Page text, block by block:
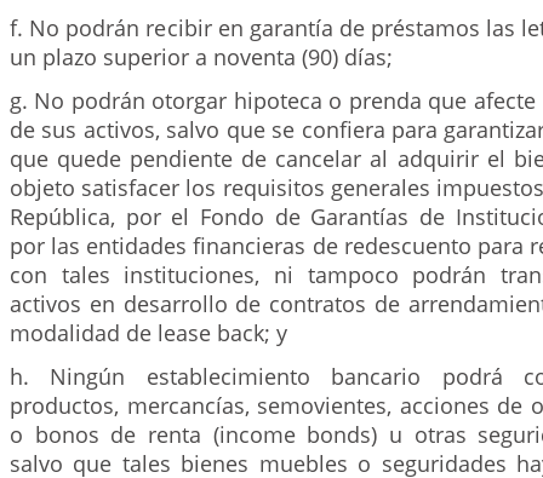
f. No podrán recibir en garantía de préstamos las
un plazo superior a noventa (90) días;
g. No podrán otorgar hipoteca o prenda que
de sus activos, salvo que se confiera para
que quede pendiente de cancelar al adquirir el
objeto satisfacer los requisitos generales
República, por el Fondo de Garantías de
por las entidades financieras de redescuento para
con tales instituciones, ni tampoco podrán
activos en desarrollo de contratos de
modalidad de lease back; y
h. Ningún establecimiento bancario podrá
productos, mercancías, semovientes, acciones de
o bonos de renta (income bonds) u otras
salvo que tales bienes muebles o seguridades